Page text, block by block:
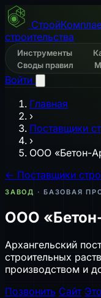
строительства
Инструменты
Своды правил
Войти
Главная
›
Поставщики
›
ООО «Бетон-
← Поставщики
ЗАВОД · БАЗОВАЯ
ООО
Архангельский
строительных
производством и
Позвонить Сайт